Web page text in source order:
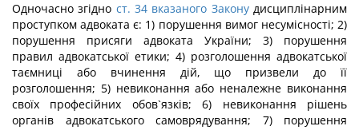
Одночасно згідно ст. 34 вказаного Законудисциплінарним
проступком адвоката є: 1) порушення вимог несумісності; 2)
порушення присяги адвоката України; 3) порушення
правил адвокатської етики; 4) розголошення адвокатської
таємниці або вчинення дій, що призвели до її
розголошення; 5) невиконання або неналежне виконання
своїх професійних обов`язків; 6) невиконання рішень
органів адвокатського самоврядування; 7) порушення